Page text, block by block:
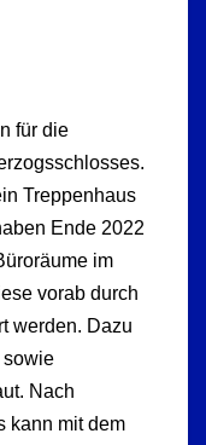
für die
Treppenhaus
Ende 2022
im
vorab durch
werden. Dazu
sowie
Nach
kann mit dem